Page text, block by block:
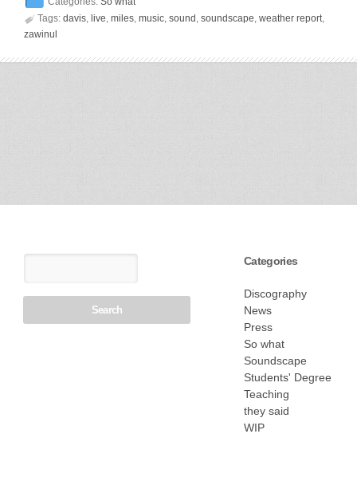
Categories:So what
 Tags: davis live miles music sound soundscape weather report
zawinul
Categories
Discography
News
Press
So what
Soundscape
Students' Degree
Teaching
they said
WIP